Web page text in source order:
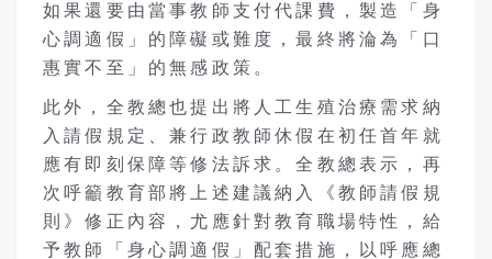
如果還要由當事教師支付代課費，製造「身
心調適假」的障礙或難度，最終將淪為「口
惠實不至」的無感政策。
此外，全教總也提出將人工生殖治療需求納
入請假規定、兼行政教師休假在初任首年就
應有即刻保障等修法訴求。全教總表示，再
次呼籲教育部將上述建議納入《教師請假規
則》修正內容，尤應針對教育職場特性，給
予教師「身心調適假」配套措施，以呼應總